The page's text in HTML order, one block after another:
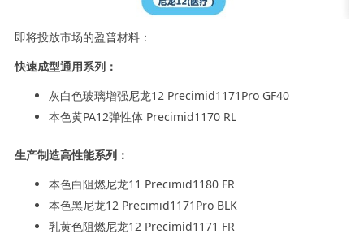
即将投放市场的盈普材料：
快速成型通用系列：
灰白色玻璃增强尼龙12 Precimid1171Pro GF40
本色黄PA12弹性体 Precimid1170 RL
生产制造高性能系列：
本色白阻燃尼龙11 Precimid1180 FR
本色黑尼龙12 Precimid1171Pro BLK
乳黄色阻燃尼龙12 Precimid1171 FR